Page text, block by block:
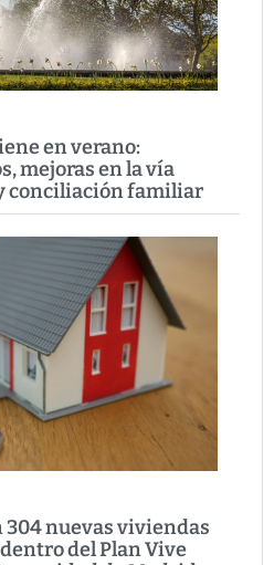
en verano:
mejoras en la vía
conciliación familiar
304 nuevas viviendas
del Plan Vive